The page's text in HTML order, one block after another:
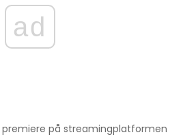
ad
premiere på streamingplatformen